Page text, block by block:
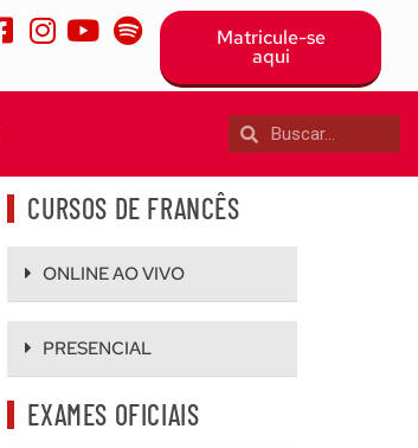
Matricule-se
aqui
CURSOS DE FRANCÊS
ONLINE AO VIVO
PRESENCIAL
EXAMES OFICIAIS